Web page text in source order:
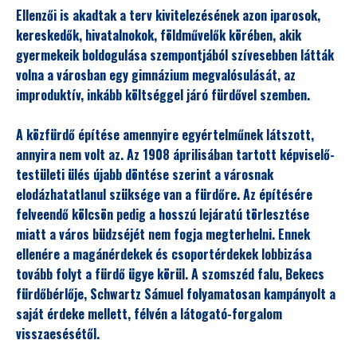
Ellenzői is akadtak a terv kivitelezésének azon iparosok,
kereskedők, hivatalnokok, földművelők körében, akik
gyermekeik boldogulása szempontjából szívesebben látták
volna a városban egy gimnázium megvalósulását, az
improduktív, inkább költséggel járó fürdővel szemben.
A közfürdő építése amennyire egyértelműnek látszott,
annyira nem volt az. Az 1908 áprilisában tartott képviselő-
testületi ülés újabb döntése szerint a városnak
elodázhatatlanul szüksége van a fürdőre. Az építésére
felveendő kölcsön pedig a hosszú lejáratú törlesztése
miatt a város büdzséjét nem fogja megterhelni. Ennek
ellenére a magánérdekek és csoportérdekek lobbizása
tovább folyt a fürdő ügye körül. A szomszéd falu, Bekecs
fürdőbérlője, Schwartz Sámuel folyamatosan kampányolt a
saját érdeke mellett, félvén a látogató-forgalom
visszaesésétől.